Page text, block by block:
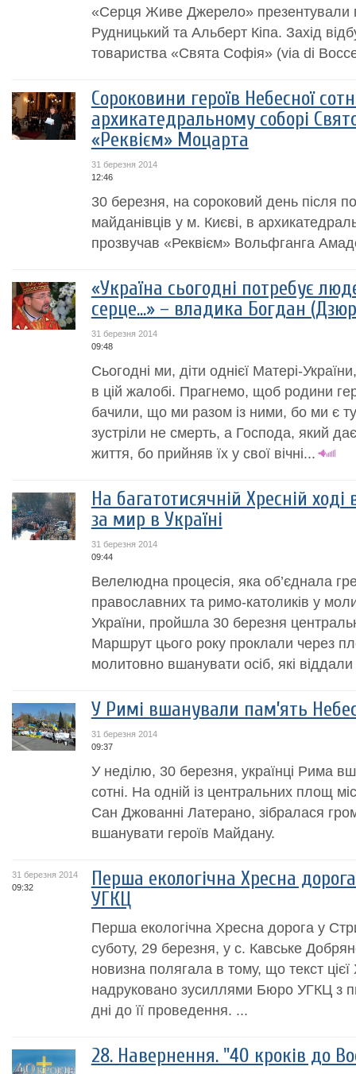
«Серця Живе Джерело» презентували
Рудницький та Альберт Кіпа. Захід
товариства «Свята Софія» (via di
Сороковини героїв Небесної
архикатедральному соборі
«Реквієм» Моцарта
31 березня 2014
12:46
30 березня, на сороковий день після
майданівців у м. Києві, в
прозвучав «Реквієм» Вольфганга
«Україна сьогодні потребує
серце…» – владика Богдан
31 березня 2014
09:48
Cьогодні ми, діти однієї Матері-
в цій жалобі. Прагнемо, щоб родини
бачили, що ми разом із ними, бо ми є
зустріли не смерть, а Господа, який
життя, бо прийняв їх у свої вічні...
На багатотисячній Хресній
за мир в Україні
31 березня 2014
09:44
Велелюдна процесія, яка об’єднала
православних та римо-католиків у
України, пройшла 30 березня
Маршрут цього року проклали через
молитовно вшанувати осіб, які
У Римі вшанували пам’ять
31 березня 2014
09:37
У неділю, 30 березня, українці Рима
сотні. На одній із центральних площ
Сан Джованні Латерано, зібралася
вшанувати героїв Майдану.
31 березня 2014
09:32
Перша екологічна Хресна
УГКЦ
Перша екологічна Хресна дорога у
суботу, 29 березня, у с. Кавське
новизна полягала в тому, що текст
надруковано зусиллями Бюро УГКЦ з
дні до її проведення. ...
28. Навернення. "40 кроків до